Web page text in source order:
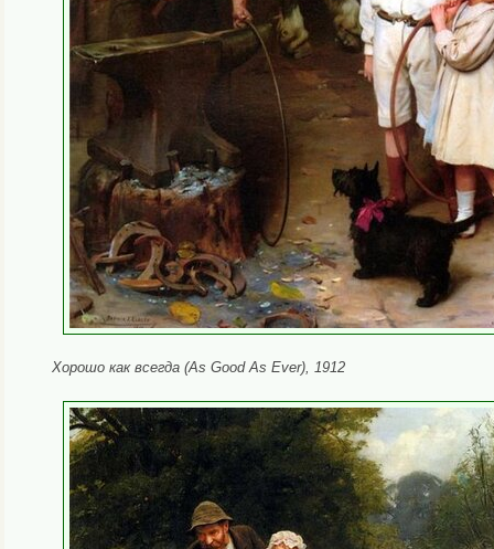
Хорошо как всегда (As Good As Ever), 1912